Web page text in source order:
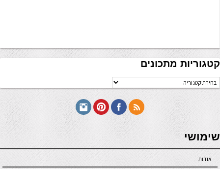
קטגוריות מתכונים
קטגוריות
מתכונים
seriöse online casinos österreich
שימושי
אודות